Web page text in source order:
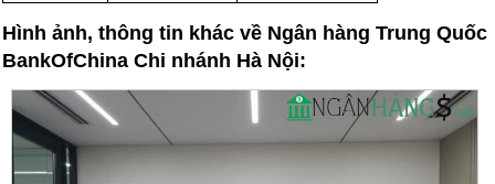
Hình ảnh, thông tin khác về Ngân hàng Trung Quốc
BankOfChina Chi nhánh Hà Nội: